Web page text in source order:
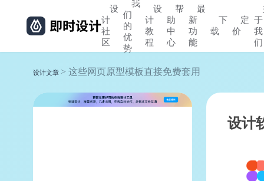
设
计
社
区
我
们
的
优
势
设
计
教
程
帮
助
中
心
最
新
功
能
下
载
定
价
于
我
们
设计文章 > 这些网页原型模板直接免费套用
设计